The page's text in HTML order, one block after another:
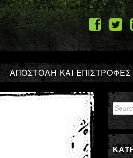
ΑΠΟΣΤΟΛΗ ΚΑΙ ΕΠΙΣΤΡΟΦΕΣ
for: